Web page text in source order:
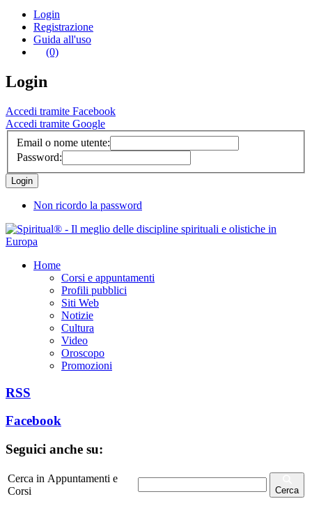
Login
Registrazione
Guida all'uso
(0)
Login
Accedi tramite Facebook
Accedi tramite Google
Email o nome utente:
Password:
Non ricordo la password
Home
Corsi e appuntamenti
Profili pubblici
Siti Web
Notizie
Cultura
Video
Oroscopo
Promozioni
RSS
Facebook
Seguici anche su:
Cerca in Appuntamenti e
Corsi
Cerca